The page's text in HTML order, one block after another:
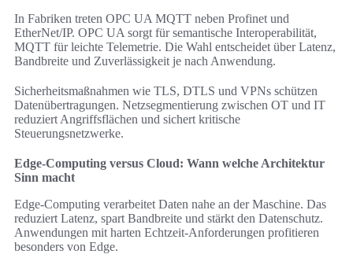
In Fabriken treten OPC UA MQTT neben Profinet und
EtherNet/IP. OPC UA sorgt für semantische Interoperabilität,
MQTT für leichte Telemetrie. Die Wahl entscheidet über Latenz,
Bandbreite und Zuverlässigkeit je nach Anwendung.
Sicherheitsmaßnahmen wie TLS, DTLS und VPNs schützen
Datenübertragungen. Netzsegmentierung zwischen OT und IT
reduziert Angriffsflächen und sichert kritische
Steuerungsnetzwerke.
Edge-Computing versus Cloud: Wann welche Architektur
Sinn macht
Edge-Computing verarbeitet Daten nahe an der Maschine. Das
reduziert Latenz, spart Bandbreite und stärkt den Datenschutz.
Anwendungen mit harten Echtzeit-Anforderungen profitieren
besonders von Edge.